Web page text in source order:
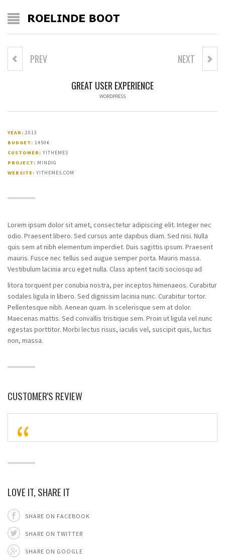
PREV
GREAT USER EXPERIENCE
WORDPRESS
NEXT
YEAR: 2013
BUDGET: 1450€
CUSTOMER: YITHEMES
PROJECT: MINDIG
WEBSITE: YITHEMES.COM
Lorem ipsum dolor sit amet, consectetur adipiscing elit. Integer nec
odio. Praesent libero. Sed cursus ante dapibus diam. Sed nisi. Nulla
quis sem at nibh elementum imperdiet. Duis sagittis ipsum. Praesent
mauris. Fusce nec tellus sed augue semper porta. Mauris massa.
Vestibulum lacinia arcu eget nulla. Class aptent taciti sociosqu ad
litora torquent per conubia nostra, per inceptos himenaeos. Curabitur
sodales ligula in libero. Sed dignissim lacinia nunc. Curabitur tortor.
Pellentesque nibh. Aenean quam. In scelerisque sem at dolor.
Maecenas mattis. Sed convallis tristique sem. Proin ut ligula vel nunc
egestas porttitor. Morbi lectus risus, iaculis vel, suscipit quis, luctus
non, massa.
CUSTOMER'S REVIEW
LOVE IT, SHARE IT
SHARE ON FACEBOOK
SHARE ON TWITTER
SHARE ON GOOGLE